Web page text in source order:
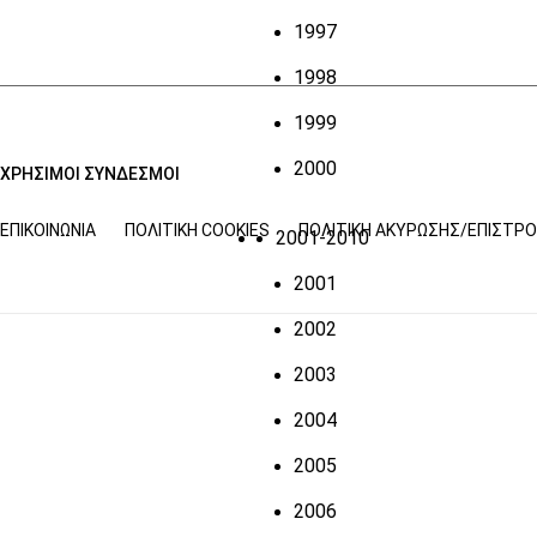
1997
1998
1999
2000
2001-2010
2001
2002
2003
2004
2005
2006
ΧΡΗΣΙΜΟΙ ΣΥΝΔΕΣΜΟΙ
ΕΠΙΚΟΙΝΩΝΊΑ ΠΟΛΙΤΙΚΉ COOKIES ΠΟΛΙΤΙΚΉ ΑΚΎΡΩΣΗΣ/